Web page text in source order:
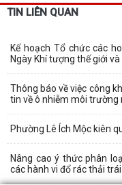
TIN LIÊN QUAN
Kế hoạch Tổ chức các
Ngày Khí tượng thế giới
Thông báo về việc công
tin về ô nhiễm môi trường
Phường Lê Ích Mộc kiên
Nâng cao ý thức phân
các hành vi đổ rác thải